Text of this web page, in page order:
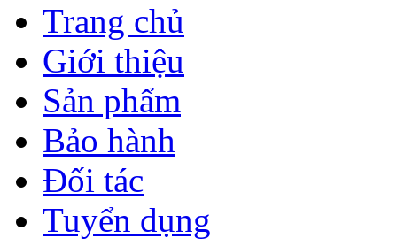
Trang chủ
Giới thiệu
Sản phẩm
Bảo hành
Đối tác
Tuyển dụng